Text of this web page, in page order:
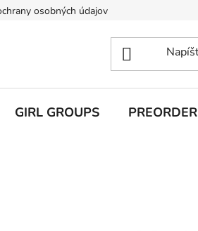
osobných údajov
GIRL GROUPS PREORDER